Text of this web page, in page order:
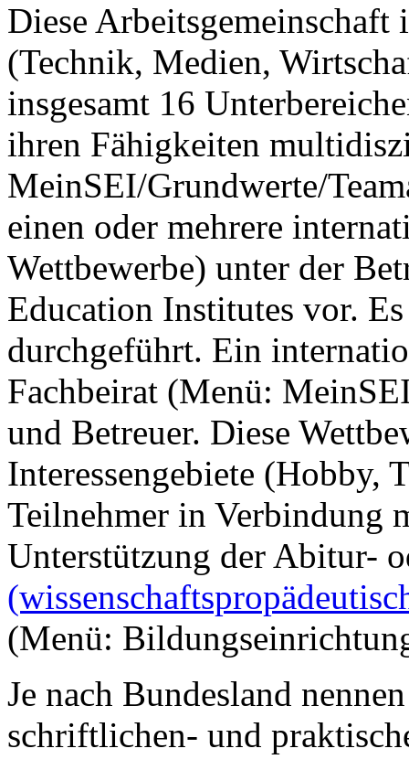
Diese Arbeitsgemeinschaft
(Technik, Medien,
insgesamt 16
ihren Fähigkeiten
MeinSEI/Grundwerte/
einen oder mehrere
Wettbewerbe) unter der
Education Institutes vor.
durchgeführt. Ein
Fachbeirat (Menü:
und Betreuer. Diese
Interessengebiete (Hobby,
Teilnehmer in Verbindung
Unterstützung der Abitur-
(Menü:
Je nach Bundesland
schriftlichen- und